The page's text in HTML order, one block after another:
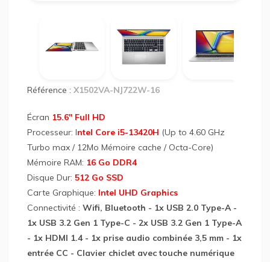
Référence : X1502VA-NJ722W-16
Écran 15.6" Full HD
Processeur: Intel Core i5-13420H (Up to 4.60 GHz
Turbo max / 12Mo Mémoire cache / Octa-Core)
Mémoire RAM: 16 Go DDR4
Disque Dur: 512 Go SSD
Carte Graphique: Intel UHD Graphics
Connectivité : Wifi, Bluetooth - 1x USB 2.0 Type-A -
1x USB 3.2 Gen 1 Type-C - 2x USB 3.2 Gen 1 Type-A
- 1x HDMI 1.4 - 1x prise audio combinée 3,5 mm - 1x
entrée CC - Clavier chiclet avec touche numérique